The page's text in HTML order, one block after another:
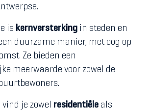
is kernversterking in steden en
duurzame manier, met oog op
Ze bieden een
meerwaarde voor zowel de
je zowel residentiële als